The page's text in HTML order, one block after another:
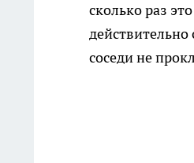
сколько раз
действительно
соседи не